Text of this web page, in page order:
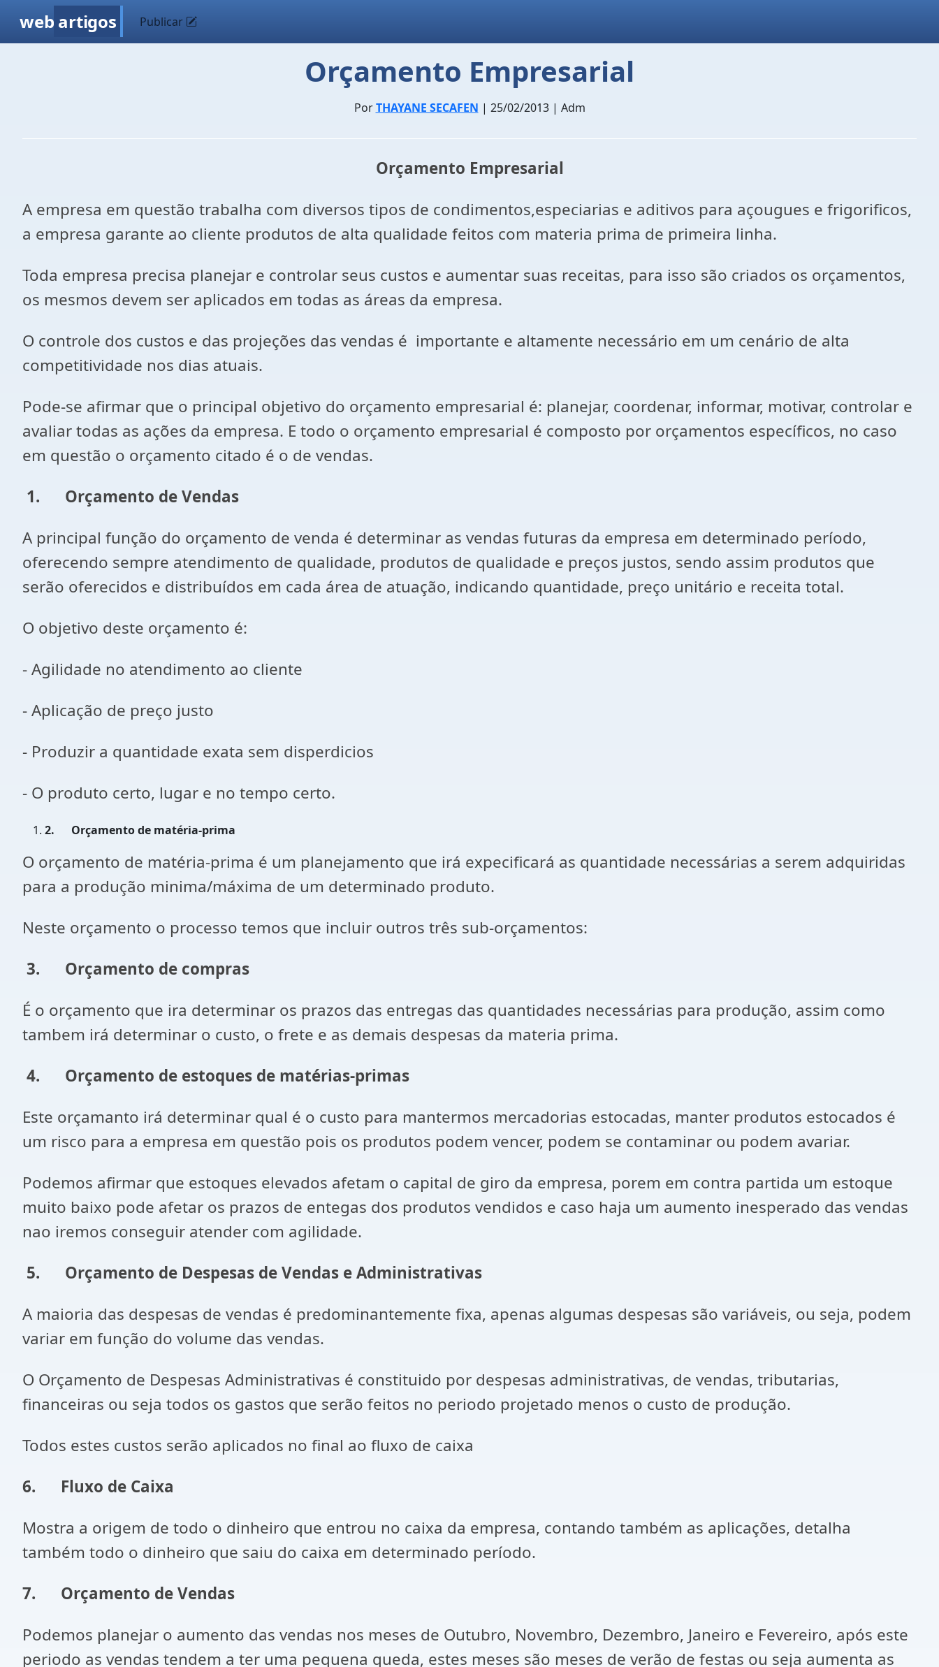
web artigos Publicar
Orçamento Empresarial
PorTHAYANE SECAFEN | 25/02/2013 | Adm
Orçamento Empresarial
A empresa em questão trabalha com diversos tipos de condimentos,especiarias e aditivos para açougues e frigorificos,
a empresa garante ao cliente produtos de alta qualidade feitos com materia prima de primeira linha.
Toda empresa precisa planejar e controlar seus custos e aumentar suas receitas, para isso são criados os orçamentos,
os mesmos devem ser aplicados em todas as áreas da empresa.
O controle dos custos e das projeções das vendas é importante e altamente necessário em um cenário de alta
competitividade nos dias atuais.
Pode-se afirmar que o principal objetivo do orçamento empresarial é: planejar, coordenar, informar, motivar, controlar e
avaliar todas as ações da empresa. E todo o orçamento empresarial é composto por orçamentos específicos, no caso
em questão o orçamento citado é o de vendas.
1. Orçamento de Vendas
A principal função do orçamento de venda é determinar as vendas futuras da empresa em determinado período,
oferecendo sempre atendimento de qualidade, produtos de qualidade e preços justos, sendo assim produtos que
serão oferecidos e distribuídos em cada área de atuação, indicando quantidade, preço unitário e receita total.
O objetivo deste orçamento é:
- Agilidade no atendimento ao cliente
- Aplicação de preço justo
- Produzir a quantidade exata sem disperdicios
- O produto certo, lugar e no tempo certo.
2. Orçamento de matéria-prima
O orçamento de matéria-prima é um planejamento que irá expecificará as quantidade necessárias a serem adquiridas
para a produção minima/máxima de um determinado produto.
Neste orçamento o processo temos que incluir outros três sub-orçamentos:
3. Orçamento de compras
É o orçamento que ira determinar os prazos das entregas das quantidades necessárias para produção, assim como
tambem irá determinar o custo, o frete e as demais despesas da materia prima.
4. Orçamento de estoques de matérias-primas
Este orçamanto irá determinar qual é o custo para mantermos mercadorias estocadas, manter produtos estocados é
um risco para a empresa em questão pois os produtos podem vencer, podem se contaminar ou podem avariar.
Podemos afirmar que estoques elevados afetam o capital de giro da empresa, porem em contra partida um estoque
muito baixo pode afetar os prazos de entegas dos produtos vendidos e caso haja um aumento inesperado das vendas
nao iremos conseguir atender com agilidade.
5. Orçamento de Despesas de Vendas e Administrativas
A maioria das despesas de vendas é predominantemente fixa, apenas algumas despesas são variáveis, ou seja, podem
variar em função do volume das vendas.
O Orçamento de Despesas Administrativas é constituido por despesas administrativas, de vendas, tributarias,
financeiras ou seja todos os gastos que serão feitos no periodo projetado menos o custo de produção.
Todos estes custos serão aplicados no final ao fluxo de caixa
6. Fluxo de Caixa
Mostra a origem de todo o dinheiro que entrou no caixa da empresa, contando também as aplicações, detalha
também todo o dinheiro que saiu do caixa em determinado período.
7. Orçamento de Vendas
Podemos planejar o aumento das vendas nos meses de Outubro, Novembro, Dezembro, Janeiro e Fevereiro, após este
periodo as vendas tendem a ter uma pequena queda, estes meses são meses de verão de festas ou seja aumenta as